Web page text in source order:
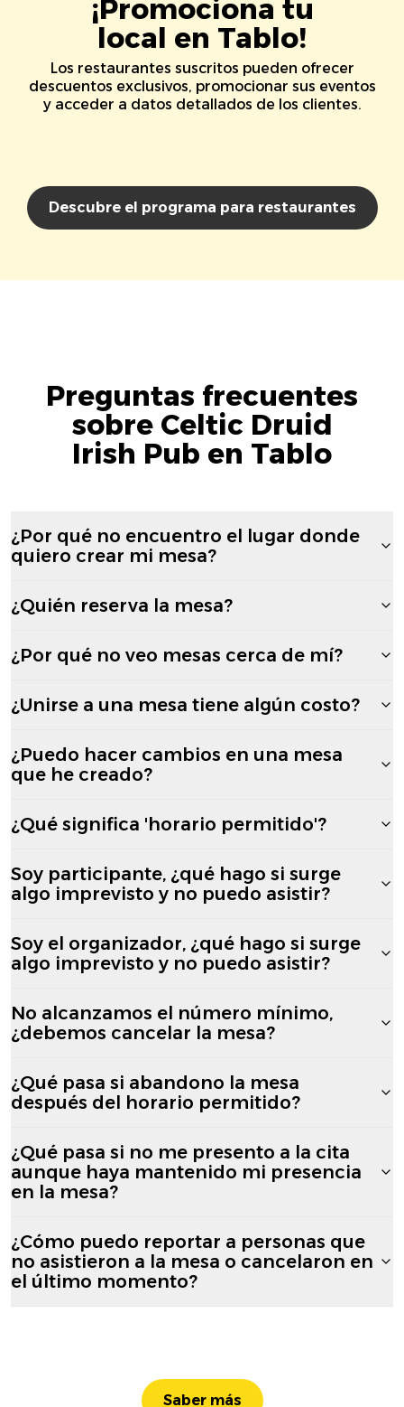
¡Promociona tu
local en Tablo!
Los restaurantes suscritos pueden ofrecer
descuentos exclusivos, promocionar sus eventos
y acceder a datos detallados de los clientes.
Descubre el programa para restaurantes
Preguntas frecuentes
sobre Celtic Druid
Irish Pub en Tablo
¿Por qué no encuentro el lugar donde
quiero crear mi mesa?
¿Quién reserva la mesa?
¿Por qué no veo mesas cerca de mí?
¿Unirse a una mesa tiene algún costo?
¿Puedo hacer cambios en una mesa
que he creado?
¿Qué significa 'horario permitido'?
Soy participante, ¿qué hago si surge
algo imprevisto y no puedo asistir?
Soy el organizador, ¿qué hago si surge
algo imprevisto y no puedo asistir?
No alcanzamos el número mínimo,
¿debemos cancelar la mesa?
¿Qué pasa si abandono la mesa
después del horario permitido?
¿Qué pasa si no me presento a la cita
aunque haya mantenido mi presencia
en la mesa?
¿Cómo puedo reportar a personas que
no asistieron a la mesa o cancelaron en
el último momento?
Saber más